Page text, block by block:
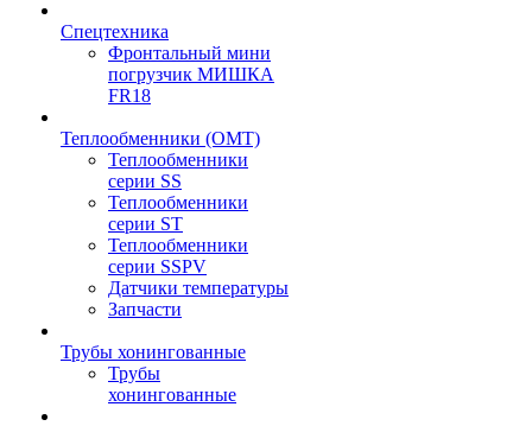
Спецтехника
Фронтальный мини
погрузчик МИШКА
FR18
Теплообменники (OMT)
Теплообменники
серии SS
Теплообменники
серии ST
Теплообменники
серии SSPV
Датчики температуры
Запчасти
Трубы хонингованные
Трубы
хонингованные